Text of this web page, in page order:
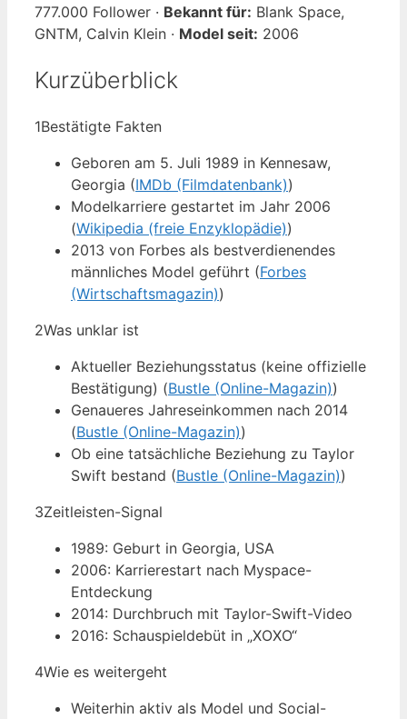
777.000 Follower · Bekannt für: Blank Space,
GNTM, Calvin Klein · Model seit: 2006
Kurzüberblick
1Bestätigte Fakten
Geboren am 5. Juli 1989 in Kennesaw,
Georgia (IMDb (Filmdatenbank))
Modelkarriere gestartet im Jahr 2006
(Wikipedia (freie Enzyklopädie))
2013 von Forbes als bestverdienendes
männliches Model geführt (Forbes
(Wirtschaftsmagazin))
2Was unklar ist
Aktueller Beziehungsstatus (keine offizielle
Bestätigung) (Bustle (Online-Magazin))
Genaueres Jahreseinkommen nach 2014
(Bustle (Online-Magazin))
Ob eine tatsächliche Beziehung zu Taylor
Swift bestand (Bustle (Online-Magazin))
3Zeitleisten-Signal
1989: Geburt in Georgia, USA
2006: Karrierestart nach Myspace-
Entdeckung
2014: Durchbruch mit Taylor-Swift-Video
2016: Schauspieldebüt in „XOXO“
4Wie es weitergeht
Weiterhin aktiv als Model und Social-